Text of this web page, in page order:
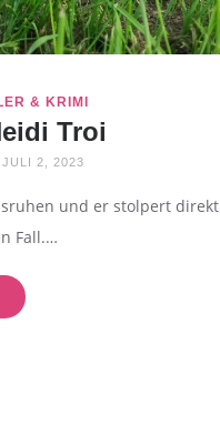
& KRIMI
Troi
JULI 2, 2023
und er stolpert direkt
Fall.…